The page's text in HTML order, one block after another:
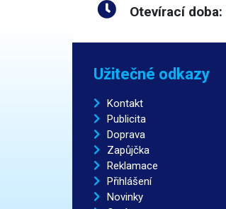
Otevírací doba:
Užitečné odkazy
Kontakt
Publicita
Doprava
Zapůjčka
Reklamace
Přihlášení
Novinky